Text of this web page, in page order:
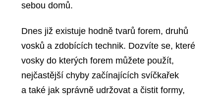
sebou domů.
Dnes již existuje hodně tvarů forem, druhů
vosků a zdobících technik. Dozvíte se, které
vosky do kterých forem můžete použít,
nejčastější chyby začínajících svíčkařek
a také jak správně udržovat a čistit formy,